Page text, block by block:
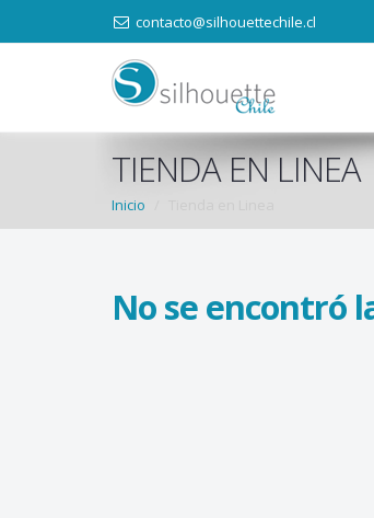
contacto@silhouettechile.cl
TIENDA EN LINEA
Inicio
No se encontró